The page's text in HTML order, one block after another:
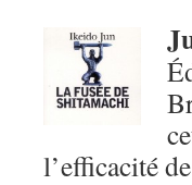
l’efficacité